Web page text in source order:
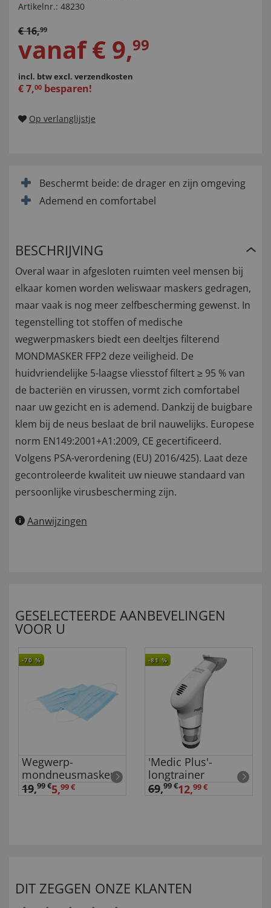
Artikelnr.: 48230
€16,99
vanaf € 9,99
incl. btwexcl. verzendkosten
€7,00 besparen!
Op verlanglijstje
Beschermt beide: de drager en zijn omgeving
Ademend en comfortabel
BESCHRIJVING
Overal waar in afgesloten ruimten veel mensen bij
elkaar komen worden weliswaar maskers gedragen,
maar vaak is nog meer zelfbescherming gewenst. In
tegenstelling tot stoffen of medische
wegwerpmaskers biedt een deeltjes filterend
MONDMASKER FFP2 deze veiligheid. De
huidvriendelijke 5-laagse vliesstof filtert ≥ 95 % van
de bacteriën en virussen, vormt zich comfortabel
naar uw gezicht en is ademend. Dankzij de buigbare
klem bij de neus beslaat de bril nauwelijks. Europese
norm EN149:2001+A1:2009, CE gecertificeerd.
Volgens PSA-verordening (EU) 2016/425). Laat deze
gecontroleerde kwaliteit uw nieuwe standaard van
persoonlijke virusbescherming zijn.
Aanwijzingen
GESELECTEERDE AANBEVELINGEN
VOOR U
-70 %
Wegwerp-
mondneusmaskers
Set van 20
19,99 €5,99 €
-81 %
'Medic Plus'-
longtrainer
69,99 €12,99 €
DIT ZEGGEN ONZE KLANTEN